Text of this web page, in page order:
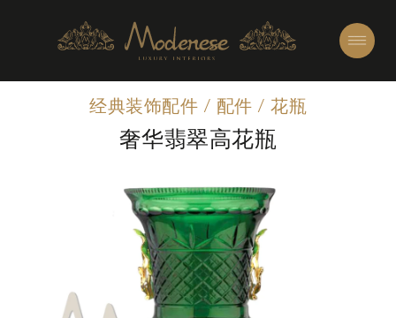
经典装饰配件 / 配件 / 花瓶
奢华翡翠高花瓶